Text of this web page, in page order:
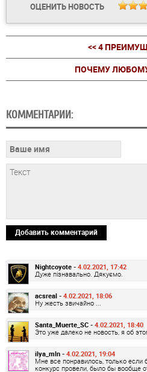
ОЦЕНИТЬ НОВОСТЬ
<< 4
ПОЧЕМУ ЛЮБОМУ
КОММЕНТАРИИ:
Добавить комментарий
Nightcoyote - 4.02.2021, 17:42
Дуже пізнавально. Дякуємо.
acsreal - 4.02.2021, 18:06
Ну жесть звичайно ...
Santa_Muerte_SC - 4.02.2021, 18:40
Это уже далеко не новость, я об
ilya_mln - 4.02.2021, 19:04
Мне все понравилось, только
конкурс провели, было бы вообще